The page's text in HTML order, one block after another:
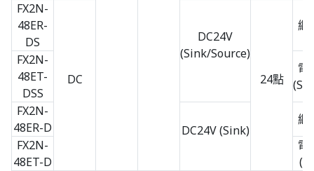
FX2N-
48ER-
DS
DC
DC24V
(Sink/Source)
24點
繼
FX2N-
48ET-
DSS
電
FX2N-
48ER-D
DC24V (Sink)
繼
FX2N-
48ET-D
電